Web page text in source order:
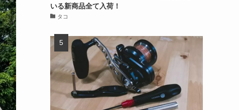
いる新商品全て入荷！
タコ